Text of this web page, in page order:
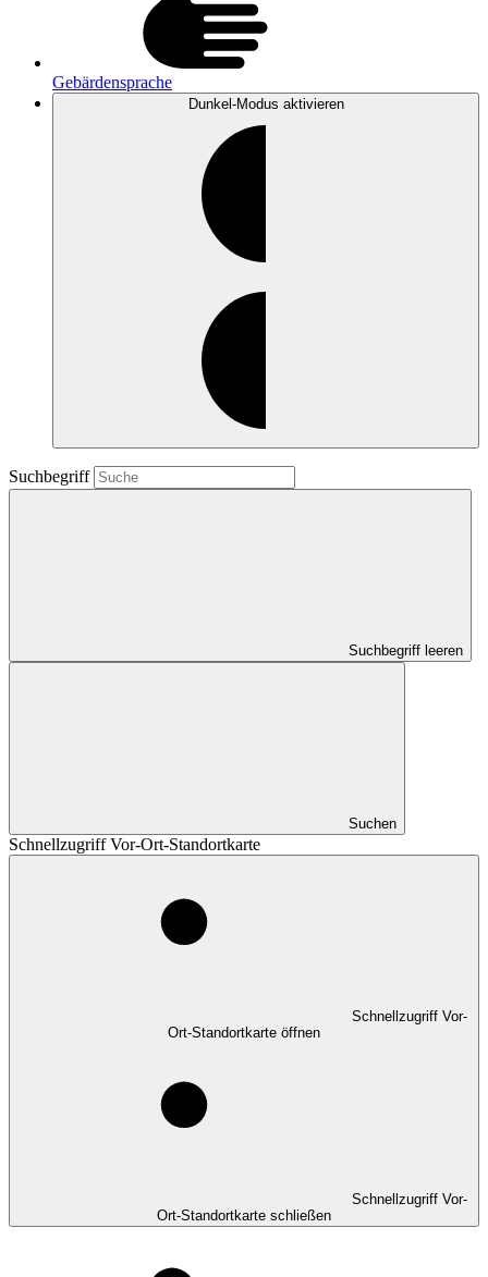
Gebärdensprache
Dunkel-Modus aktivieren
Suchbegriff
Suchbegriff leeren
Suchen
Schnellzugriff Vor-Ort-Standortkarte
Schnellzugriff Vor-
Ort-Standortkarte öffnen
Schnellzugriff Vor-
Ort-Standortkarte schließen